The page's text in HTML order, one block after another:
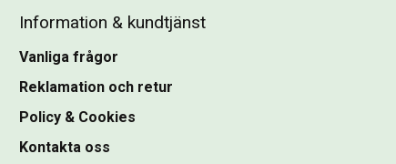
Information & kundtjänst
Vanliga frågor
Reklamation och retur
Policy & Cookies
Kontakta oss